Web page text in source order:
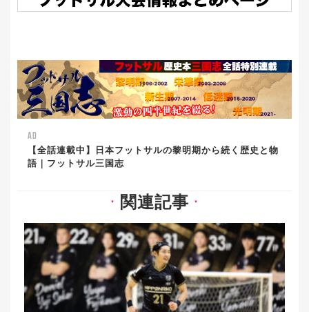
AD
【全話連載中】日本フットサルの黎明期から続く歴史と物
語｜フットサル三国志
▼ 関連記事 ▼